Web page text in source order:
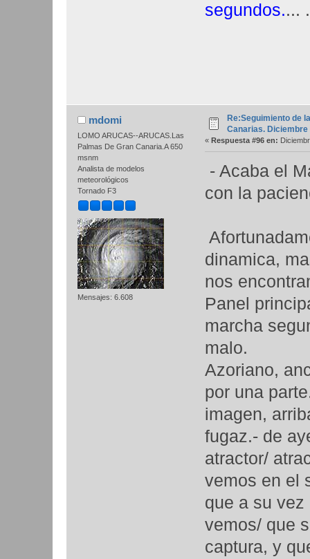
segundos.... .
mdomi
LOMO ARUCAS--ARUCAS.Las
Palmas De Gran Canaria.A 650
msnm
Analista de modelos
meteorológicos
Tornado F3
Mensajes: 6.608
Re:Seguimiento de
Canarias. Diciembre
« Respuesta #96 en:
- Acaba el
con la
dinamica,
nos
Panel
marcha
malo.
Azoriano,
por una
imagen,
fugaz.- de
atractor/
vemos en el
que a su vez
vemos/ que
captura, y